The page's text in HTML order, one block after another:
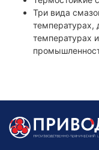
Три вида
температурах,
температурах